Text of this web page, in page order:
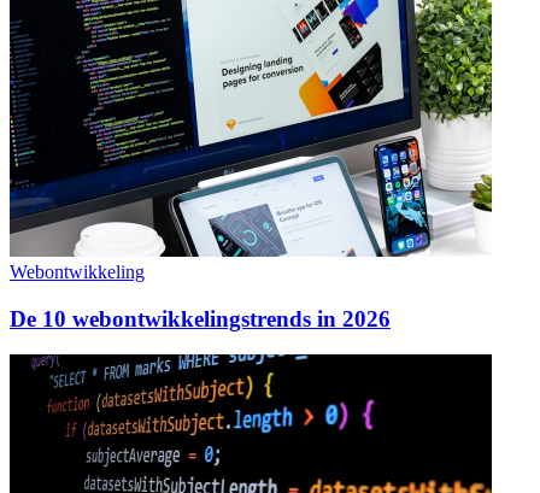
Webontwikkeling
De 10 webontwikkelingstrends in 2026